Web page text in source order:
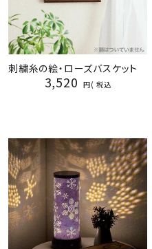
刺繍糸の絵・ローズバスケット
3,520 税込